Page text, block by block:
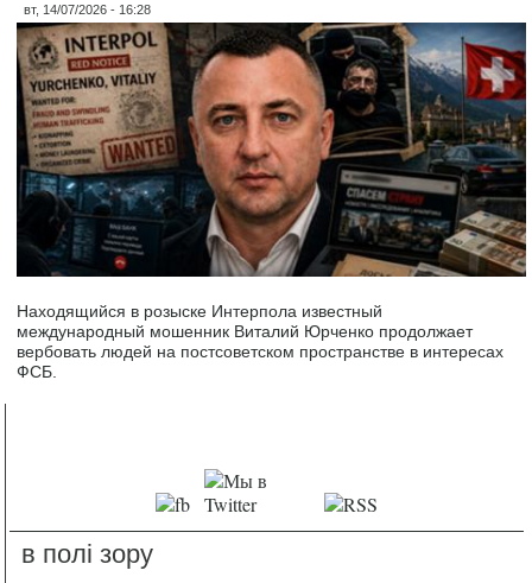
вт, 14/07/2026 - 16:28
Находящийся в розыске Интерпола известный
международный мошенник Виталий Юрченко продолжает
вербовать людей на постсоветском пространстве в интересах
ФСБ.
в полі зору